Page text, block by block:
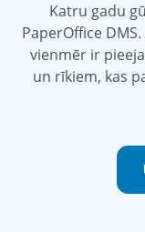
Katru gadu
PaperOffice
vienmēr ir
un rīkiem, kas